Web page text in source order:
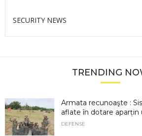
SECURITY NEWS
TRENDING
Armata recunoaşte :
aflate în dotare aparțin
DEFENSE